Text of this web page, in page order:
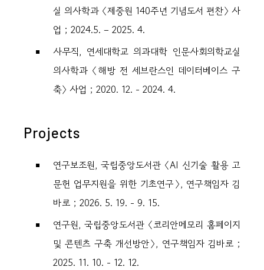
실 의사학과 〈제중원 140주년 기념도서 편찬〉 사
업 ; 2024.5. – 2025. 4.
사무직, 연세대학교 의과대학 인문사회의학교실
의사학과 〈해방 전 세브란스인 데이터베이스 구
축〉 사업 ; 2020. 12. - 2024. 4.
Projects
연구보조원, 국립중앙도서관 〈AI 신기술 활용 고
문헌 업무지원을 위한 기초연구〉, 연구책임자 김
바로 ; 2026. 5. 19. - 9. 15.
연구원, 국립중앙도서관 〈코리안메모리 홈페이지
및 콘텐츠 구축 개선방안〉, 연구책임자 김바로 ;
2025. 11. 10. - 12. 12.